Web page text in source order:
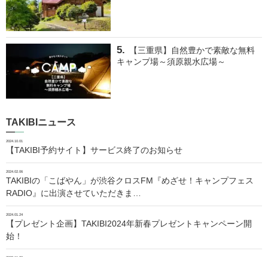
【三重県】自然豊かで素敵な無料
キャンプ場～須原親水広場～
TAKIBIニュース
2024.10.01
【TAKIBI予約サイト】サービス終了のお知らせ
2024.02.06
TAKIBIの「こばやん」が渋谷クロスFM『めざせ！キャンプフェス
RADIO』に出演させていただきま…
2024.01.24
【プレゼント企画】TAKIBI2024年新春プレゼントキャンペーン開
始！